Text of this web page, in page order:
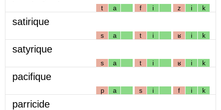
t a f i z i k
satirique
s a t i ʁ i k
satyrique
s a t i ʁ i k
pacifique
p a s i f i k
parricide